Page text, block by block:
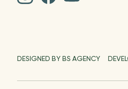
DESIGNED BY BS AGENCY